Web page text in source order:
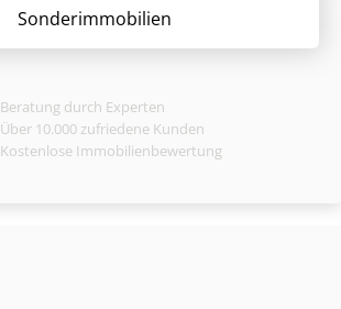
Sonder­immobilien
Beratung durch Experten
Über 10.000 zufriedene Kunden
Kostenlose Immobilienbewertung